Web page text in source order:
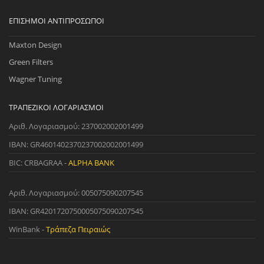
ΕΠΊΣΗΜΟΙ ΑΝΤΙΠΡΌΣΩΠΟΙ
Maxton Design
Green Filters
Wagner Tuning
ΤΡΑΠΕΖΙΚΟΊ ΛΟΓΑΡΙΑΣΜΟΊ
Αριθ. Λογαριασμού: 237002002001499
IBAN: GR4601402370237002002001499
BIC: CRBAGRAA -ALPHA BANK
Αριθ. Λογαριασμού: 005075090207545
IBAN: GR4201720750005075090207545
WinBank -Τράπεζα Πειραιώς